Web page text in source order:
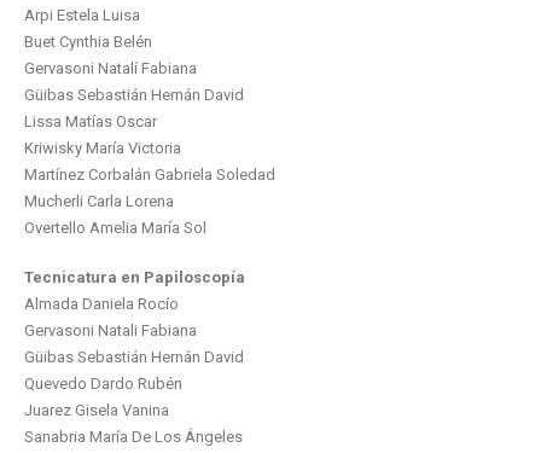
Arpi Estela Luisa
Buet Cynthia Belén
Gervasoni Natalí Fabiana
Güibas Sebastián Hernán David
Lissa Matías Oscar
Kriwisky María Victoria
Martínez Corbalán Gabriela Soledad
Mucherli Carla Lorena
Overtello Amelia María Sol
Tecnicatura en Papiloscopía
Almada Daniela Rocío
Gervasoni Natali Fabiana
Güibas Sebastián Hernán David
Quevedo Dardo Rubén
Juarez Gisela Vanina
Sanabria María De Los Ángeles